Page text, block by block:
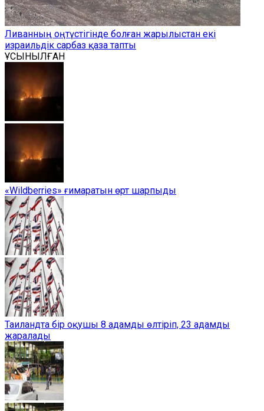
Ливанның оңтүстігінде болған жарылыстан екі
израильдік сарбаз қаза тапты
ҰСЫНЫЛҒАН
«Wildberries» ғимаратын өрт шарпыды
Таиландта бір оқушы 8 адамды өлтіріп, 23 адамды
жаралады